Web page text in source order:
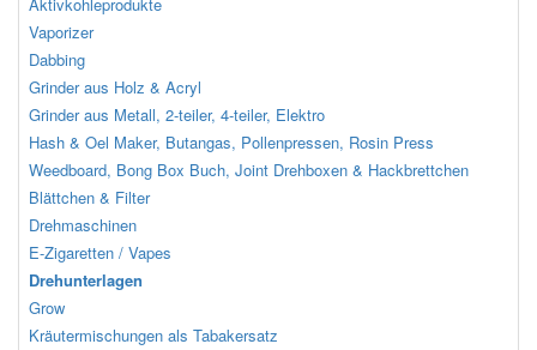
Vaporizer
Dabbing
Grinder aus Holz & Acryl
Grinder aus Metall, 2-teiler, 4-teiler, Elektro
Hash & Oel Maker, Butangas, Pollenpressen, Rosin Press
Weedboard, Bong Box Buch, Joint Drehboxen & Hackbrettchen
Blättchen & Filter
Drehmaschinen
E-Zigaretten / Vapes
Drehunterlagen
Grow
Kräutermischungen als Tabakersatz